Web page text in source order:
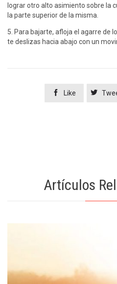
lograr otro alto asimiento sobre la
la parte superior de la misma.
5. Para bajarte, afloja el agarre de
te deslizas hacia abajo con un
 Like 
Artículos